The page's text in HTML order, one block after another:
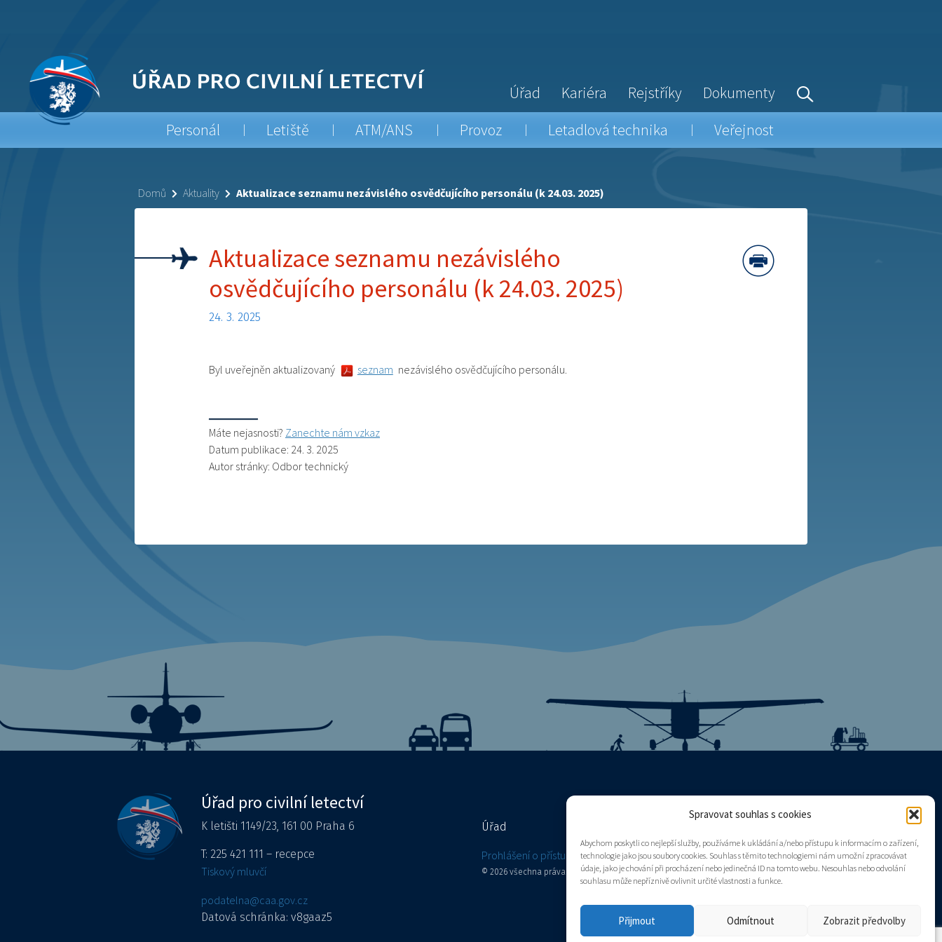
Spravovat souhlas s cookies
Abychom poskytli co nejlepší služby, používáme k ukládání a/nebo přístupu k informacím o zařízení,
technologie jako jsou soubory cookies. Souhlas s těmito technologiemi nám umožní zpracovávat
údaje, jako je chování při procházení nebo jedinečná ID na tomto webu. Nesouhlas nebo odvolání
souhlasu může nepříznivě ovlivnit určité vlastnosti a funkce.
Přijmout Odmítnout Zobrazit předvolby
Úřad Kariéra Rejstříky
Dokumenty
Personál
Letiště ATM/ANS Provoz Letadlová technika Veřejnost
Domů Aktuality Aktualizace seznamu nezávislého osvědčujícího personálu (k 24.03. 2025)
Aktualizace seznamu nezávislého
osvědčujícího personálu (k 24.03. 2025)
24. 3. 2025
Byl uveřejněn aktualizovaný seznam nezávislého osvědčujícího personálu.
Máte nejasnosti? Zanechte nám vzkaz
Datum publikace: 24. 3. 2025
Autor stránky: Odbor technický
Úřad pro civilní letectví
K letišti 1149/23, 161 00 Praha 6
T: 225 421 111 – recepce
Tiskový mluvčí
podatelna@caa.gov.cz
Datová schránka: v8gaaz5
Úřad
Prohlášení o přístupnosti Zásady cookies (EU)
© 2026 všechna práva vyhrazena